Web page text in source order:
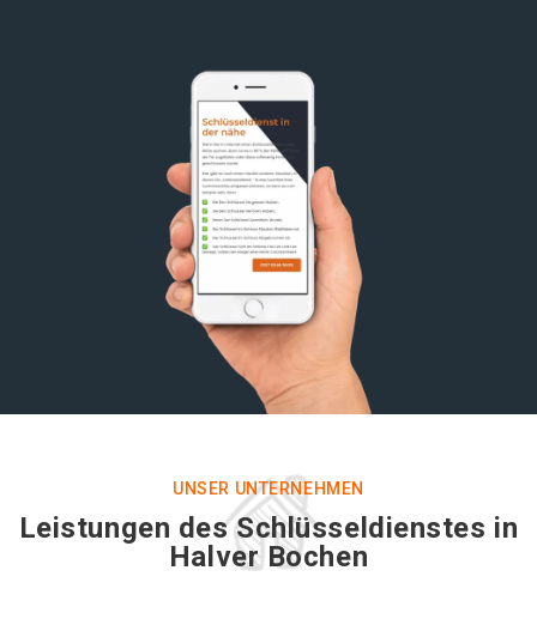
UNSER UNTERNEHMEN
Leistungen des Schlüsseldienstes in
Halver Bochen